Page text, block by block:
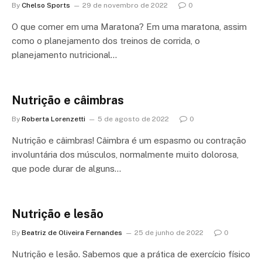
By Chelso Sports 29 de novembro de 2022 0
O que comer em uma Maratona? Em uma maratona, assim
como o planejamento dos treinos de corrida, o
planejamento nutricional…
Nutrição e câimbras
By Roberta Lorenzetti 5 de agosto de 2022 0
Nutrição e câimbras! Câimbra é um espasmo ou contração
involuntária dos músculos, normalmente muito dolorosa,
que pode durar de alguns…
Nutrição e lesão
By Beatriz de Oliveira Fernandes 25 de junho de 2022 0
Nutrição e lesão. Sabemos que a prática de exercício físico